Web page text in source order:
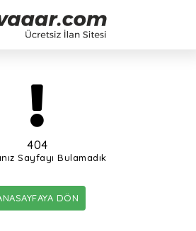
404
Sayfayı Bulamadık
DÖN